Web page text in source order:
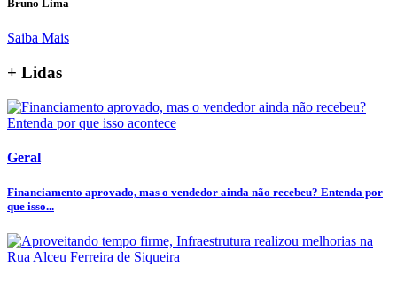
Bruno Lima
Saiba Mais
+ Lidas
Geral
Financiamento aprovado, mas o vendedor ainda não recebeu? Entenda por
que isso...